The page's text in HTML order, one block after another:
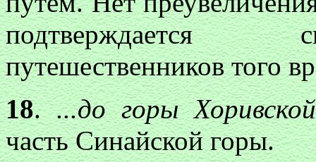
подтверждается
путешественников того
18....до горы
часть Синайской горы.